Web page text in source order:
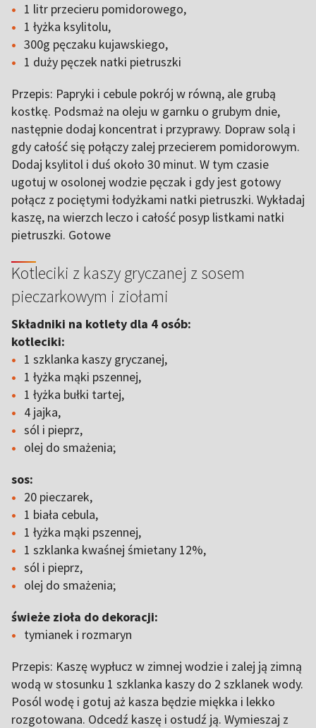
1 litr przecieru pomidorowego,
1 łyżka ksylitolu,
300g pęczaku kujawskiego,
1 duży pęczek natki pietruszki
Przepis: Papryki i cebule pokrój w równą, ale grubą
kostkę. Podsmaż na oleju w garnku o grubym dnie,
następnie dodaj koncentrat i przyprawy. Dopraw solą i
gdy całość się połączy zalej przecierem pomidorowym.
Dodaj ksylitol i duś około 30 minut. W tym czasie
ugotuj w osolonej wodzie pęczak i gdy jest gotowy
połącz z pociętymi łodyżkami natki pietruszki. Wykładaj
kaszę, na wierzch leczo i całość posyp listkami natki
pietruszki. Gotowe
Kotleciki z kaszy gryczanej z sosem
pieczarkowym i ziołami
Składniki na kotlety dla 4 osób:
kotleciki:
1 szklanka kaszy gryczanej,
1 łyżka mąki pszennej,
1 łyżka bułki tartej,
4 jajka,
sól i pieprz,
olej do smażenia;
sos:
20 pieczarek,
1 biała cebula,
1 łyżka mąki pszennej,
1 szklanka kwaśnej śmietany 12%,
sól i pieprz,
olej do smażenia;
świeże zioła do dekoracji:
tymianek i rozmaryn
Przepis: Kaszę wypłucz w zimnej wodzie i zalej ją zimną
wodą w stosunku 1 szklanka kaszy do 2 szklanek wody.
Posól wodę i gotuj aż kasza będzie miękka i lekko
rozgotowana. Odcedź kaszę i ostudź ją. Wymieszaj z